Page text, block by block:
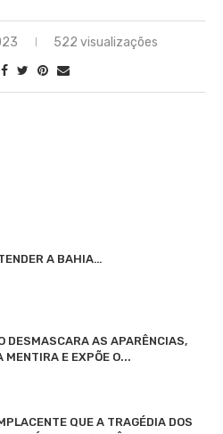
522 visualizações
A BAHIA…
DESMASCARA AS APARÊNCIAS,
MENTIRA E EXPÕE O...
QUE A TRAGÉDIA DOS